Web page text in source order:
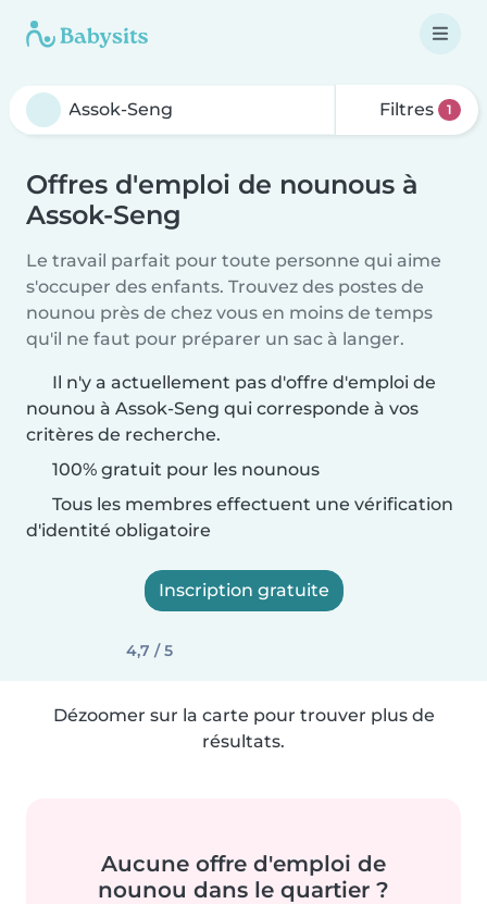
Filtres 1
Offres d'emploi de nounous à
Assok-Seng
Le travail parfait pour toute personne qui aime
s'occuper des enfants. Trouvez des postes de
nounou près de chez vous en moins de temps
qu'il ne faut pour préparer un sac à langer.
Il n'y a actuellement pas d'offre d'emploi de
nounou à Assok-Seng qui corresponde à vos
critères de recherche.
100% gratuit pour les nounous
Tous les membres effectuent une vérification
d'identité obligatoire
Inscription gratuite
4,7 / 5
Dézoomer sur la carte pour trouver plus de
résultats.
Aucune offre d'emploi de
nounou dans le quartier ?